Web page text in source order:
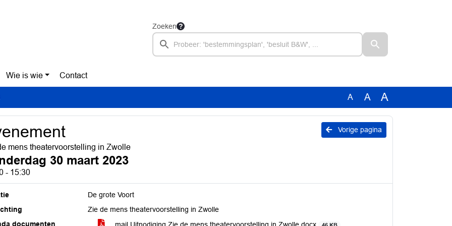
Zoeken
Wie is wie Contact
A A A
Vorige pagina
mens theatervoorstelling in Zwolle
30 maart 2023
- 15:30
De grote Voort
Zie de mens theatervoorstelling in Zwolle
documenten